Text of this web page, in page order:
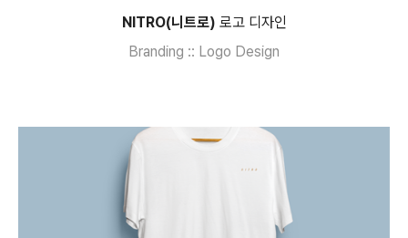
NITRO(니트로) 로고 디자인
Branding :: Logo Design